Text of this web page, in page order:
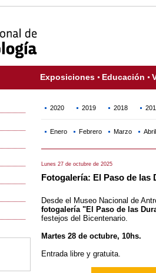
Exposiciones Educación
2020 2019 2018
Enero Febrero Marzo Abril
Lunes 27 de octubre de 2025
Fotogalería: El Paso de las
Desde el Museo Nacional de
fotogalería "El Paso de las
festejos del Bicentenario.
Martes 28 de octubre, 10hs.
Entrada libre y gratuita.